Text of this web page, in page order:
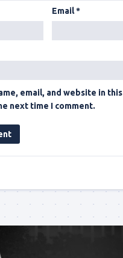
Email*
email, and website in this
next time I comment.